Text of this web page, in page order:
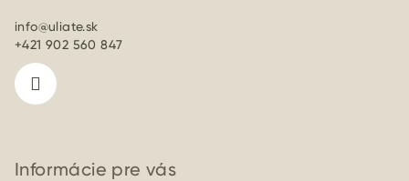
info@uliate.sk
+421 902 560 847
Informácie pre vás